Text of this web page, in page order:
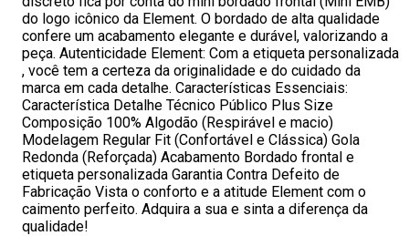
do logo icônico da Element. O bordado de alta qualidade
confere um acabamento elegante e durável, valorizando a
peça. Autenticidade Element: Com a etiqueta personalizada
, você tem a certeza da originalidade e do cuidado da
marca em cada detalhe. Características Essenciais:
Característica Detalhe Técnico Público Plus Size
Composição 100% Algodão (Respirável e macio)
Modelagem Regular Fit (Confortável e Clássica) Gola
Redonda (Reforçada) Acabamento Bordado frontal e
etiqueta personalizada Garantia Contra Defeito de
Fabricação Vista o conforto e a atitude Element com o
caimento perfeito. Adquira a sua e sinta a diferença da
qualidade!